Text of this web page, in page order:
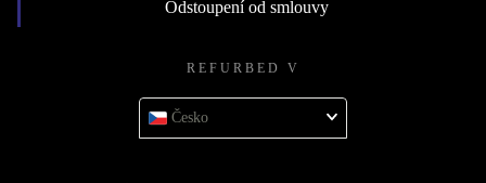
Odstoupení od smlouvy
REFURBED V
Česko